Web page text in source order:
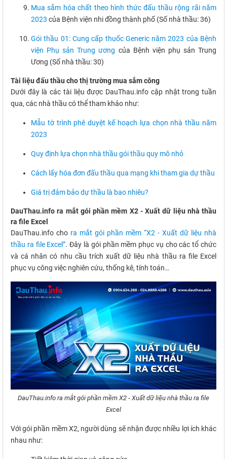
Mua sắm hóa chất theo hình thức đấu thầu rộng rãi năm
2023 của Bệnh viện nhi đồng thành phố (Số nhà thầu: 36)
Gói thầu 01: Cung cấp thuốc Generic năm 2023 của Bệnh
viện Phụ sản Trung ương của Bệnh viện phụ sản Trung
Ương (Số nhà thầu: 30)
Tài liệu đấu thầu cho thị trường mua sắm công
Dưới đây là các tài liệu được DauThau.info cập nhật trong tuần
qua, các nhà thầu có thể tham khảo như:
Mẫu tờ trình phê duyệt kế hoạch lựa chọn nhà thầu năm
2023
Quy định lựa chọn nhà thầu gói thầu quy mô nhỏ
Cách lấy hóa đơn đấu thầu qua mạng khi tham gia dự thầu
Giá trị đảm bảo dự thầu là bao nhiêu?
DauThau.info ra mắt gói phần mềm X2 - Xuất dữ liệu nhà thầu
ra file Excel
DauThau.info cho ra mắt gói phần mềm “X2 - Xuất dữ liệu nhà
thầu ra file Excel”. Đây là gói phần mềm phục vụ cho các tổ chức
và cá nhân có nhu cầu trích xuất dữ liệu nhà thầu ra file Excel
phục vụ công việc nghiên cứu, thống kê, tính toán…
DauThau.info ra mắt gói phần mềm X2 - Xuất dữ liệu nhà thầu ra file
Excel
Với gói phần mềm X2, người dùng sẽ nhận được nhiều lợi ích khác
nhau như: